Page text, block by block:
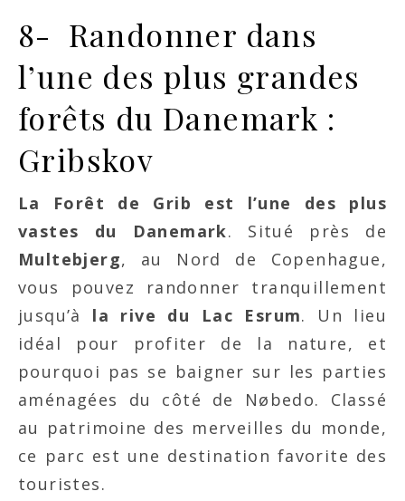
8- Randonner dans
l’une des plus grandes
forêts du Danemark :
Gribskov
La Forêt de Grib est l’une des plus
vastes du Danemark. Situé près de
Multebjerg, au Nord de Copenhague,
vous pouvez randonner tranquillement
jusqu’à la rive du Lac Esrum. Un lieu
idéal pour profiter de la nature, et
pourquoi pas se baigner sur les parties
aménagées du côté de Nøbedo. Classé
au patrimoine des merveilles du monde,
ce parc est une destination favorite des
touristes.